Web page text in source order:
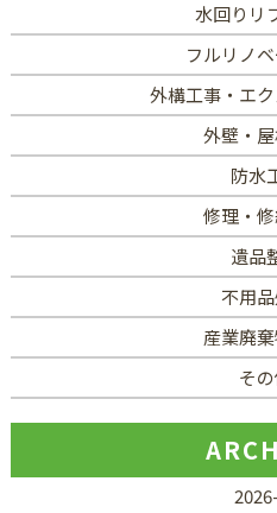
水回りリ
フルリノ
外構工事・エ
外壁・
防水
修理・
遺品
不用
産業廃
そ